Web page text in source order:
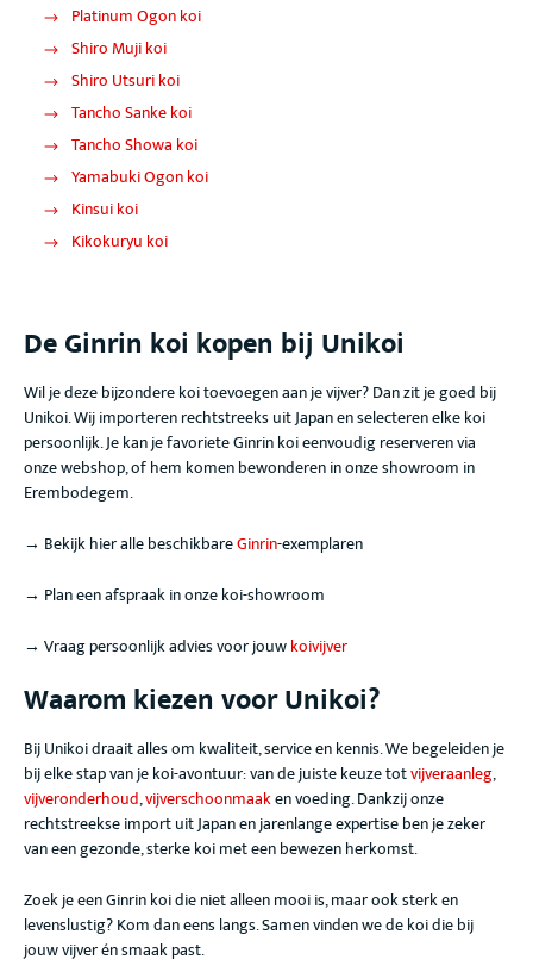
Platinum Ogon koi
Shiro Muji koi
Shiro Utsuri koi
Tancho Sanke koi
Tancho Showa koi
Yamabuki Ogon koi
Kinsui koi
Kikokuryu koi
De Ginrin koi kopen bij Unikoi
Wil je deze bijzondere koi toevoegen aan je vijver? Dan zit je goed bij
Unikoi. Wij importeren rechtstreeks uit Japan en selecteren elke koi
persoonlijk. Je kan je favoriete Ginrin koieenvoudig reserveren via
onze webshop, of hem komen bewonderen in onze showroom in
Erembodegem.
→ Bekijk hier alle beschikbareGinrin-exemplaren
→ Plan een afspraak in onze koi-showroom
→ Vraag persoonlijk advies voor jouwkoivijver
Waarom kiezen voor Unikoi?
Bij Unikoi draait alles om kwaliteit, service en kennis. We begeleiden je
bij elke stap van je koi-avontuur: van de juiste keuze totvijveraanleg,
vijveronderhoud,vijverschoonmaaken voeding. Dankzij onze
rechtstreekse import uit Japan en jarenlange expertise ben je zeker
van een gezonde, sterke koi met een bewezen herkomst.
Zoek je een Ginrinkoi die niet alleen mooi is, maar ook sterk en
levenslustig? Kom dan eens langs. Samen vinden we de koi die bij
jouw vijver én smaak past.